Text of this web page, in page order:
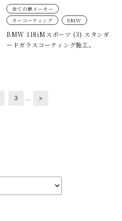
全ての車メーカー
カーコーティング
BMW
BMW 118iMスポーツ (3) スタンダ
ードガラスコーティング施工。
3 ... >